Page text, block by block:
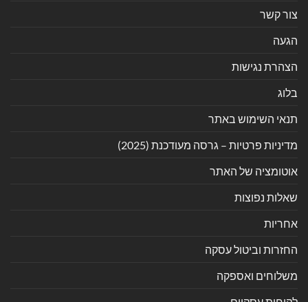
צור קשר
הגעה
הצהרת נגישות
בלוג
תנאי השימוש באתר
מדיניות פרטיות – גרסה מעודכנת (2025)
אוטומציה של האתר
שאלות נפוצות
אחריות
החזרות וביטול עסקה
משלוחים ואספקה